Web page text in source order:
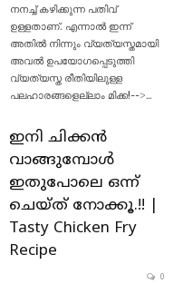
നനച്ച് കഴിക്കുന്ന പതിവ്
ഉള്ളതാണ്. എന്നാൽ ഇന്ന്
അതിൽ നിന്നും വ്യത്യസ്തമായി
അവൽ ഉപയോഗപ്പെടുത്തി
വ്യത്യസ്ത രീതിയിലുള്ള
പലഹാരങ്ങളെല്ലാം മിക്ക!-->…
ഇനി ചിക്കൻ
വാങ്ങുമ്പോൾ
ഇതുപോലെ ഒന്ന്
ചെയ്ത് നോക്കൂ.!! |
Tasty Chicken Fry
Recipe
0